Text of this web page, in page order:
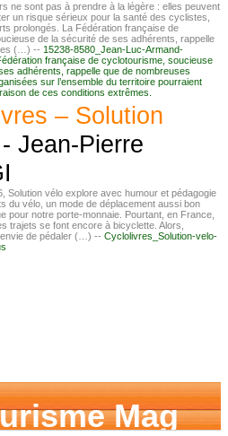
ne sont pas à prendre à la légère : elles peuvent
un risque sérieux pour la santé des cyclistes,
prolongés. La Fédération française de
de la sécurité de ses adhérents, rappelle
(…) -- 15238-8580_Jean-Luc-Armand-
française de cyclotourisme, soucieuse
adhérents, rappelle que de nombreuses
sur l’ensemble du territoire pourraient
de ces conditions extrêmes.
– Solution
- Jean-Pierre
Solution vélo explore avec humour et pédagogie
du vélo, un mode de déplacement aussi bon
pour notre porte-monnaie. Pourtant, en France,
trajets se font encore à bicyclette. Alors,
de pédaler (…) -- Cyclolivres_Solution-velo-
Mag